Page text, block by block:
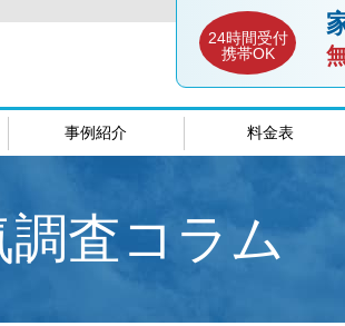
24時間受付
携帯OK
事例紹介 料金表
調査コラム